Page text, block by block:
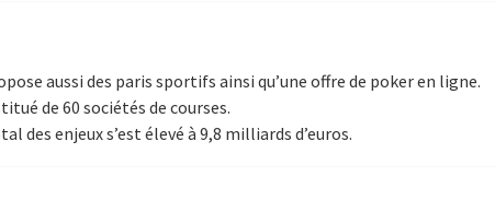
aussi des paris sportifs ainsi qu’une offre de poker en ligne.
de 60 sociétés de courses.
des enjeux s’est élevé à 9,8 milliards d’euros.